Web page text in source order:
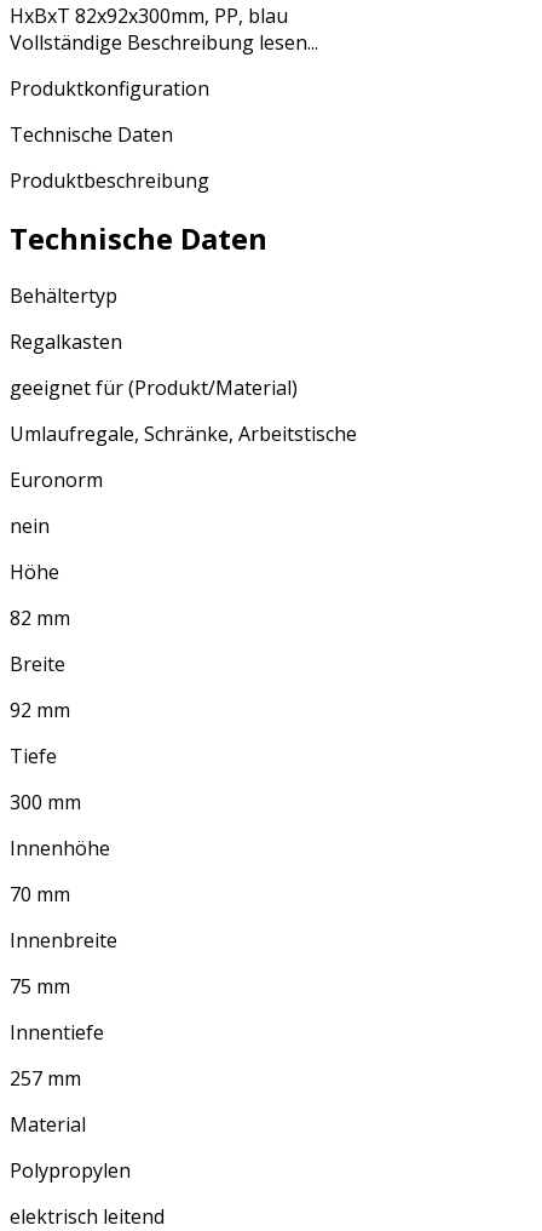
HxBxT 82x92x300mm, PP, blau
Vollständige Beschreibung lesen...
Produktkonfiguration
Technische Daten
Produktbeschreibung
Technische Daten
Behältertyp
Regalkasten
geeignet für (Produkt/Material)
Umlaufregale, Schränke, Arbeitstische
Euronorm
nein
Höhe
82 mm
Breite
92 mm
Tiefe
300 mm
Innenhöhe
70 mm
Innenbreite
75 mm
Innentiefe
257 mm
Material
Polypropylen
elektrisch leitend